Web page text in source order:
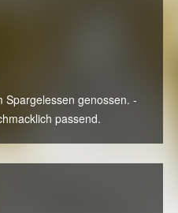
Spargelessen genossen. -
passend.